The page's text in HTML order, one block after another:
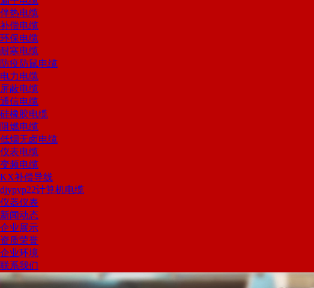
伴热电缆
补偿电缆
环保电缆
耐寒电缆
防疫防鼠电缆
电力电缆
屏蔽电缆
通信电缆
硅橡胶电缆
阻燃电缆
低烟无卤电缆
仪表电缆
变频电缆
KX补偿导线
djypvp22计算机电缆
仪器仪表
新闻动态
企业展示
资质荣誉
企业环境
联系我们